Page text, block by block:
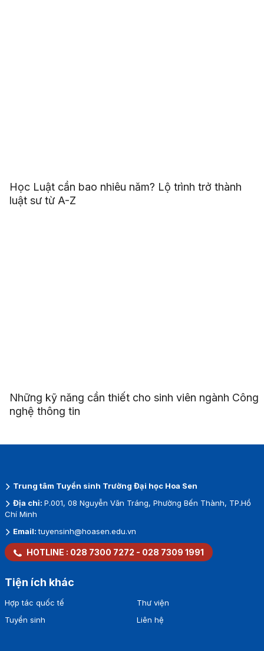
Học Luật cần bao nhiêu năm? Lộ trình trở thành
luật sư từ A-Z
Những kỹ năng cần thiết cho sinh viên ngành Công
nghệ thông tin
Trung tâm Tuyển sinh Trường Đại học Hoa Sen
Địa chỉ: P.001, 08 Nguyễn Văn Tráng, Phường Bến Thành, TP.Hồ
Chí Minh
Email:tuyensinh@hoasen.edu.vn
HOTLINE : 028 7300 7272 - 028 7309 1991
Tiện ích khác
Hợp tác quốc tế
Tuyển sinh
Thư viện
Liên hệ